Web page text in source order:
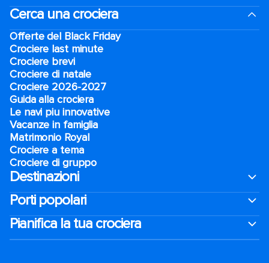
Cerca una crociera
Offerte del Black Friday
Crociere last minute
Crociere brevi​
Crociere di natale​
Crociere 2026-2027
Guida alla crociera
Le navi piu innovative
Vacanze in famiglia
Matrimonio Royal
Crociere a tema
Crociere di gruppo
Destinazioni
Porti popolari
Pianifica la tua crociera